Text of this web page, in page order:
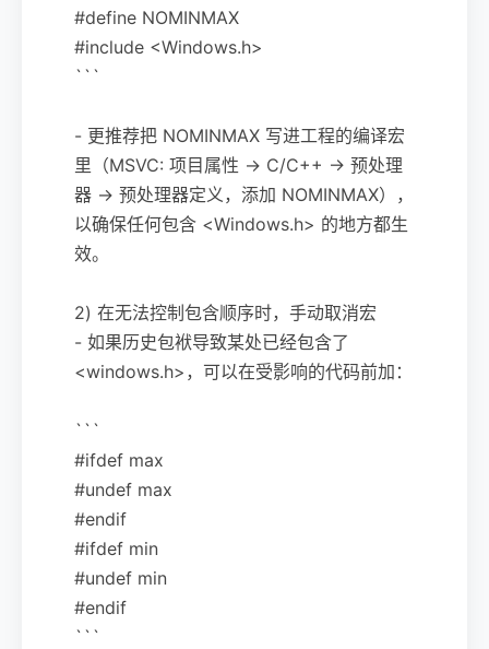
#define NOMINMAX
#include <Windows.h>
```
- 更推荐把 NOMINMAX 写进工程的编译宏
里（MSVC: 项目属性 -> C/C++ -> 预处理
器 -> 预处理器定义，添加 NOMINMAX），
以确保任何包含 <Windows.h> 的地方都生
效。
2) 在无法控制包含顺序时，手动取消宏
- 如果历史包袱导致某处已经包含了
<windows.h>，可以在受影响的代码前加：
```
#ifdef max
#undef max
#endif
#ifdef min
#undef min
#endif
```